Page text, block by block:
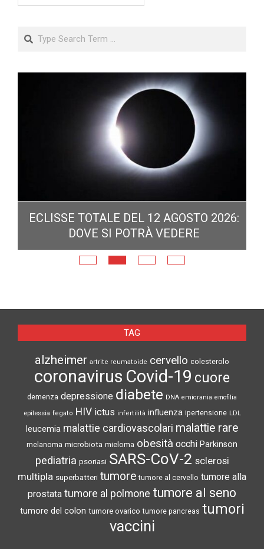
Search
ECLISSE TOTALE DEL 12 AGOSTO 2026:
DOVE SI POTRÀ VEDERE
TAG
alzheimer artrite reumatoide cervello colesterolo
coronavirus Covid-19 cuore
demenza depressione diabete DNA emicrania emofilia
epilessia fegato HIV ictus infertilità influenza ipertensione LDL
leucemia malattie cardiovascolari malattie rare
melanoma microbiota mieloma obesità occhi Parkinson
pediatria psoriasi SARS-CoV-2 sclerosi
multipla superbatteri tumore tumore al cervello tumore alla
prostata tumore al polmone tumore al seno
tumore del colon tumore ovarico tumore pancreas tumori
vaccini